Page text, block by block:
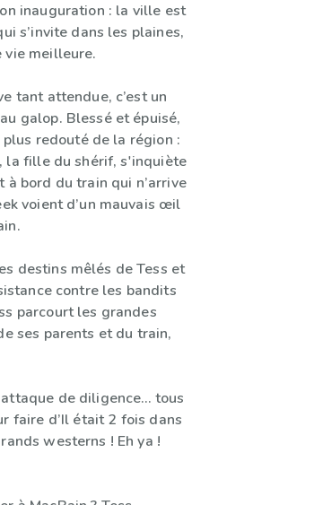
inauguration : la ville est
s’invite dans les plaines,
vie meilleure.
tant attendue, c’est un
galop. Blessé et épuisé,
redouté de la région :
la fille du shérif, s'inquiète
bord du train qui n’arrive
voient d’un mauvais œil
destins mêlés de Tess et
contre les bandits
parcourt les grandes
ses parents et du train,
de diligence… tous
faire d’Il était 2 fois dans
westerns ! Eh ya !